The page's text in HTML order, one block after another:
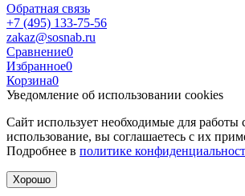
Обратная связь
+7 (495) 133-75-56
zakaz@sosnab.ru
Сравнение0
Избранное0
Корзина0
Уведомление об использовании cookies
Сайт использует необходимые для
использование, вы соглашаетесь с их
Подробнее в политике
Хорошо